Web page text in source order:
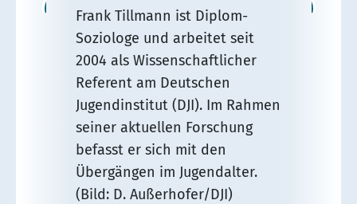
Frank Tillmann ist Diplom-
Soziologe und arbeitet seit
2004 als Wissenschaftlicher
Referent am Deutschen
Jugendinstitut (DJI). Im Rahmen
seiner aktuellen Forschung
befasst er sich mit den
Übergängen im Jugendalter.
(Bild: D. Außerhofer/DJI)